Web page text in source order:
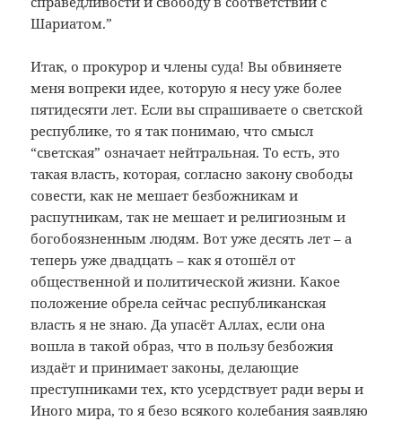
Шариатом.”
Итак, о прокурор и члены суда! Вы обвиняете
меня вопреки идее, которую я несу уже более
пятидесяти лет. Если вы спрашиваете о светской
республике, то я так понимаю, что смысл
“светская” означает нейтральная. То есть, это
такая власть, которая, согласно закону свободы
совести, как не мешает безбожникам и
распутникам, так не мешает и религиозным и
богобоязненным людям. Вот уже десять лет – а
теперь уже двадцать – как я отошёл от
общественной и политической жизни. Какое
положение обрела сейчас республиканская
власть я не знаю. Да упасёт Аллах, если она
вошла в такой образ, что в пользу безбожия
издаёт и принимает законы, делающие
преступниками тех, кто усердствует ради веры и
Иного мира, то я безо всякого колебания заявляю